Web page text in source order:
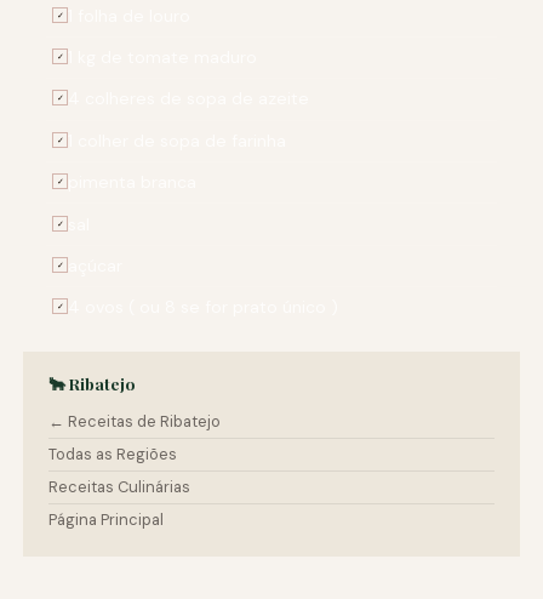
✓
✓
✓
✓
✓
✓
✓
✓
🐂 Ribatejo
← Receitas de Ribatejo
Todas as Regiões
Receitas Culinárias
Página Principal